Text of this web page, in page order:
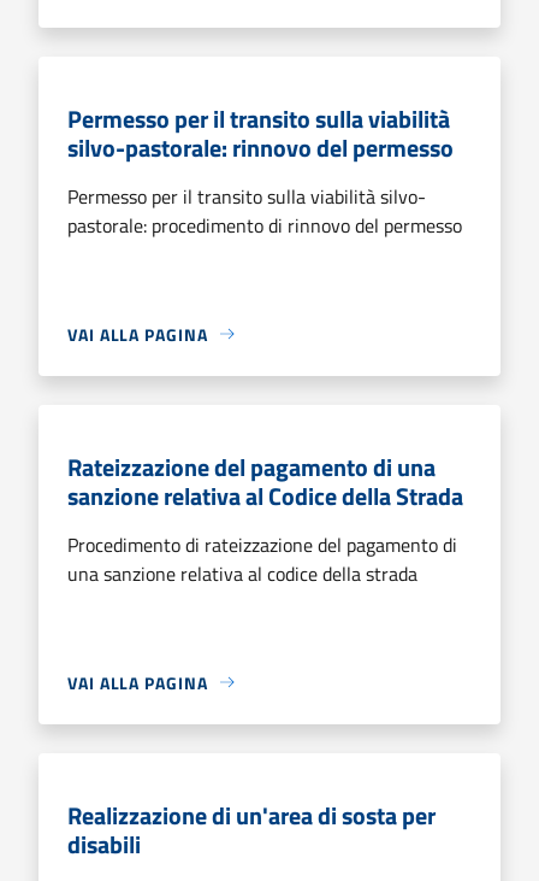
Permesso per il transito sulla viabilità
silvo-pastorale: rinnovo del permesso
Permesso per il transito sulla viabilità silvo-
pastorale: procedimento di rinnovo del permesso
VAI ALLA PAGINA
Rateizzazione del pagamento di una
sanzione relativa al Codice della Strada
Procedimento di rateizzazione del pagamento di
una sanzione relativa al codice della strada
VAI ALLA PAGINA
Realizzazione di un'area di sosta per
disabili